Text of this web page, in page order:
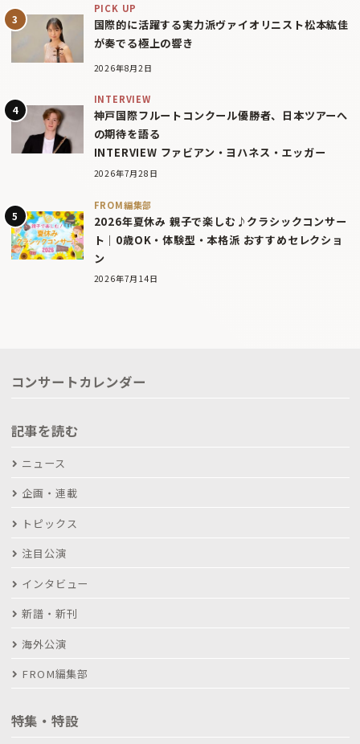
PICK UP
国際的に活躍する実力派ヴァイオリニスト松本紘佳
が奏でる極上の響き
2026年8月2日
INTERVIEW
神戸国際フルートコンクール優勝者、日本ツアーへ
の期待を語る
INTERVIEW ファビアン・ヨハネス・エッガー
2026年7月28日
FROM編集部
2026年夏休み 親子で楽しむ♪クラシックコンサー
ト｜0歳OK・体験型・本格派 おすすめセレクショ
ン
2026年7月14日
コンサートカレンダー
記事を読む
ニュース
企画・連載
トピックス
注目公演
インタビュー
新譜・新刊
海外公演
FROM編集部
特集・特設